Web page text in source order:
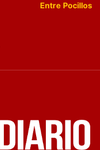
Entre Pocillos